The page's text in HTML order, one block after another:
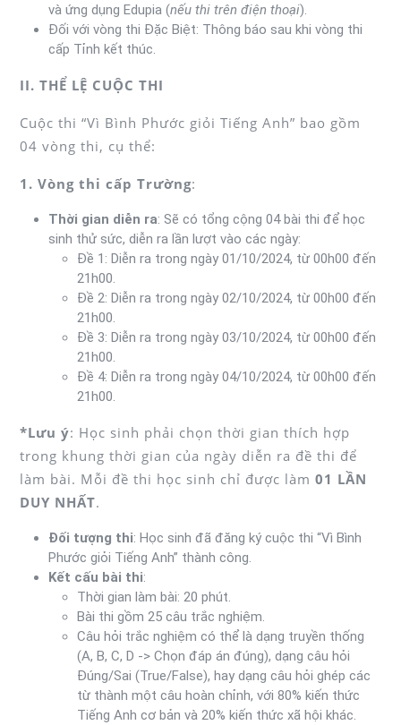
và ứng dụng Edupia (nếu thi trên điện thoại).
Đối với vòng thi Đặc Biệt: Thông báo sau khi vòng thi
cấp Tỉnh kết thúc.
II. THỂ LỆ CUỘC THI
Cuộc thi “Vì Bình Phước giỏi Tiếng Anh” bao gồm
04 vòng thi, cụ thể:
1. Vòng thi cấp Trường:
Thời gian diễn ra: Sẽ có tổng cộng 04 bài thi để học
sinh thử sức, diễn ra lần lượt vào các ngày:
Đề 1: Diễn ra trong ngày 01/10/2024, từ 00h00 đến
21h00.
Đề 2: Diễn ra trong ngày 02/10/2024, từ 00h00 đến
21h00.
Đề 3: Diễn ra trong ngày 03/10/2024, từ 00h00 đến
21h00.
Đề 4: Diễn ra trong ngày 04/10/2024, từ 00h00 đến
21h00.
*Lưu ý: Học sinh phải chọn thời gian thích hợp
trong khung thời gian của ngày diễn ra đề thi để
làm bài. Mỗi đề thi học sinh chỉ được làm 01 LẦN
DUY NHẤT.
Đối tượng thi: Học sinh đã đăng ký cuộc thi “Vì Bình
Phước giỏi Tiếng Anh” thành công.
Kết cấu bài thi:
Thời gian làm bài: 20 phút.
Bài thi gồm 25 câu trắc nghiệm.
Câu hỏi trắc nghiệm có thể là dạng truyền thống
(A, B, C, D -> Chọn đáp án đúng), dạng câu hỏi
Đúng/Sai (True/False), hay dạng câu hỏi ghép các
từ thành một câu hoàn chỉnh, với 80% kiến thức
Tiếng Anh cơ bản và 20% kiến thức xã hội khác.